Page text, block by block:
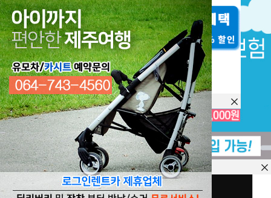
렌트카예약
RESERVATION
렌트카 예약하기
오늘 하루 이창을 열지 않습니다.
오늘 하루 이창을 열지 않습니다.
오늘 하루 이창을 열지 않습니다.